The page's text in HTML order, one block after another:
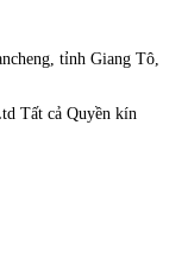
tỉnh Giang Tô,
Tất cả Quyền kín